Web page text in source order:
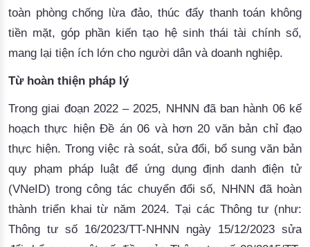
toàn phòng chống lừa đảo, thúc đẩy thanh toán không
tiền mặt, góp phần kiến tạo hệ sinh thái tài chính số,
mang lại tiện ích lớn cho người dân và doanh nghiệp.
Từ hoàn thiện pháp lý
Trong giai đoạn 2022 – 2025, NHNN đã ban hành 06 kế
hoạch thực hiện Đề án 06 và hơn 20 văn bản chỉ đạo
thực hiện. Trong việc rà soát, sửa đổi, bổ sung văn bản
quy phạm pháp luật để ứng dụng định danh điện tử
(VNeID) trong công tác chuyển đổi số, NHNN đã hoàn
thành triển khai từ năm 2024. Tại các Thông tư (như:
Thông tư số 16/2023/TT-NHNN ngày 15/12/2023 sửa